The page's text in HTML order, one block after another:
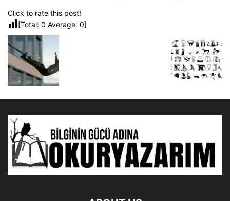
Click to rate this post!
[Total: 0 Average: 0]